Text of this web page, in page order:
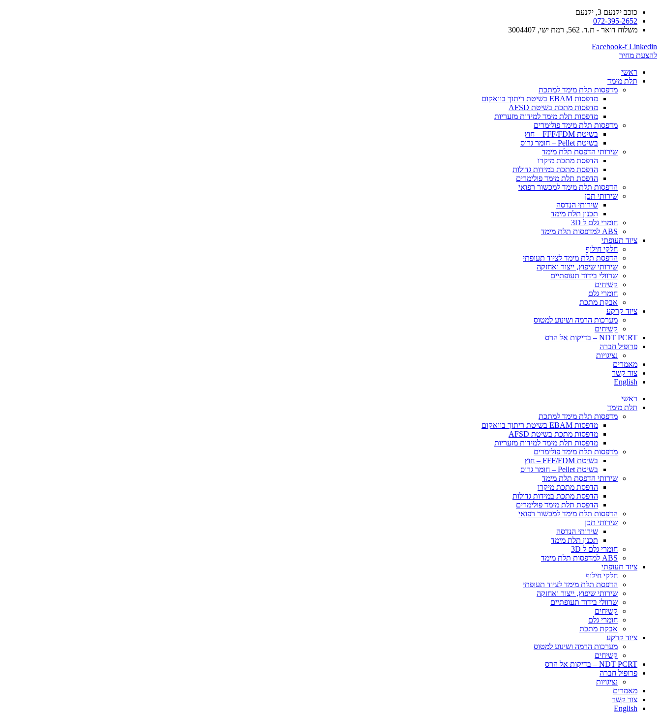
כוכב יקנעם 3, יקנעם
072-395-2652
משלוח דואר - ת.ד. 562, רמת ישי, 3004407​
Facebook-f Linkedin
להצעת מחיר
ראשי
תלת מימד
​מדפסות תלת מימד למתכת
מדפסות EBAM בשיטת ריתוך בוואקום
מדפסות מתכת בשיטת AFSD
​מדפסות תלת מימד למידות מזעריות
​מדפסות תלת מימד פולימרים
בשיטת FFF/FDM – חוץ
בשיטת Pellet – חומר גרוס
שירותי הדפסת תלת מימד
הדפסת מתכת מיקרו
הדפסת מתכת במידות גדולות
הדפסת תלת מימד פולימרים
הדפסות תלת מימד למכשור רפואי
שירותי תכן
שירותי הנדסה
תכנון תלת מימד
חומרי גלם ל 3D
ABS למדפסות תלת מימד
ציוד תעופתי
חלקי חילוף
הדפסת תלת מימד לציוד תעופתי
שירותי שיפוץ, ייצור ואחזקה
שרוולי בידוד תעופתיים
קשיחים
חומרי גלם
אבקת מתכת
ציוד קרקע
מערכות הרמה ושינוע למטוס
קשיחים
NDT PCRT – בדיקות אל הרס
פרופיל חברה
​​​נציגויות
מאמרים
צור קשר
English
ראשי
תלת מימד
​מדפסות תלת מימד למתכת
מדפסות EBAM בשיטת ריתוך בוואקום
מדפסות מתכת בשיטת AFSD
​מדפסות תלת מימד למידות מזעריות
​מדפסות תלת מימד פולימרים
בשיטת FFF/FDM – חוץ
בשיטת Pellet – חומר גרוס
שירותי הדפסת תלת מימד
הדפסת מתכת מיקרו
הדפסת מתכת במידות גדולות
הדפסת תלת מימד פולימרים
הדפסות תלת מימד למכשור רפואי
שירותי תכן
שירותי הנדסה
תכנון תלת מימד
חומרי גלם ל 3D
ABS למדפסות תלת מימד
ציוד תעופתי
חלקי חילוף
הדפסת תלת מימד לציוד תעופתי
שירותי שיפוץ, ייצור ואחזקה
שרוולי בידוד תעופתיים
קשיחים
חומרי גלם
אבקת מתכת
ציוד קרקע
מערכות הרמה ושינוע למטוס
קשיחים
NDT PCRT – בדיקות אל הרס
פרופיל חברה
​​​נציגויות
מאמרים
צור קשר
English